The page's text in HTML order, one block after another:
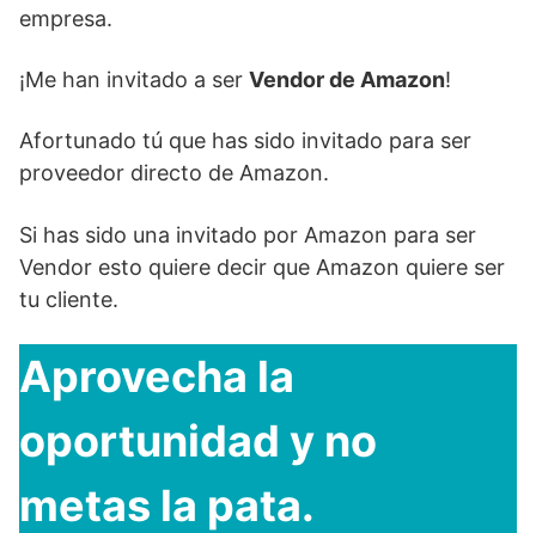
empresa.
¡Me han invitado a ser Vendor de Amazon!
Afortunado tú que has sido invitado para ser
proveedor directo de Amazon.
Si has sido una invitado por Amazon para ser
Vendor esto quiere decir que Amazon quiere ser
tu cliente.
Aprovecha la
oportunidad y no
metas la pata.